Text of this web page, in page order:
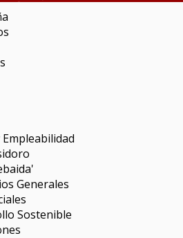
Generales
Sostenible